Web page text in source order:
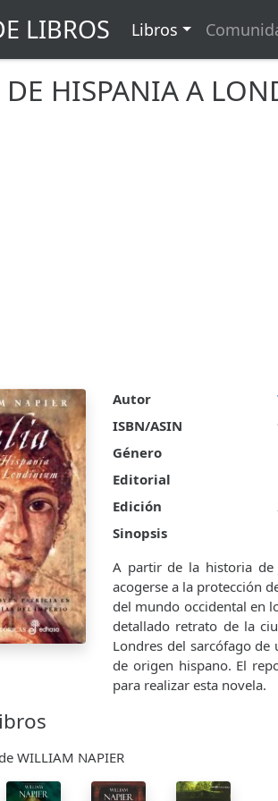
LIBROS Libros
DE HISPANIA A
Autor
ISBN/ASIN
Género
Editorial
Edición
Sinopsis
A partir de la historia de
acogerse a la protección
del mundo occidental en
detallado retrato de la
Londres del sarcófago
de origen hispano. El
para realizar esta novela.
WILLIAM NAPIER